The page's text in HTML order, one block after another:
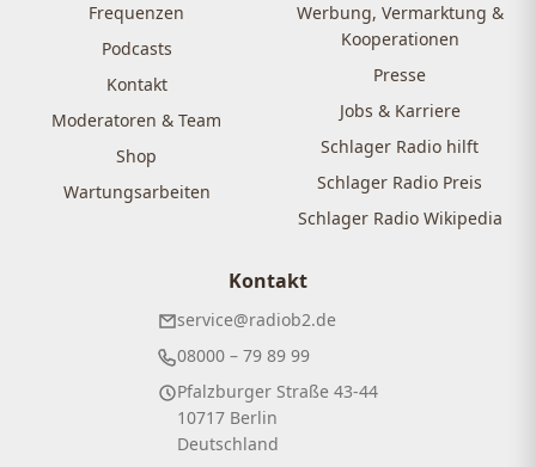
Frequenzen
Podcasts
Kontakt
Moderatoren & Team
Shop
Wartungsarbeiten
Werbung, Vermarktung &
Kooperationen
Presse
Jobs & Karriere
Schlager Radio hilft
Schlager Radio Preis
Schlager Radio Wikipedia
Kontakt
service@radiob2.de
08000 – 79 89 99
Pfalzburger Straße 43-44
10717 Berlin
Deutschland